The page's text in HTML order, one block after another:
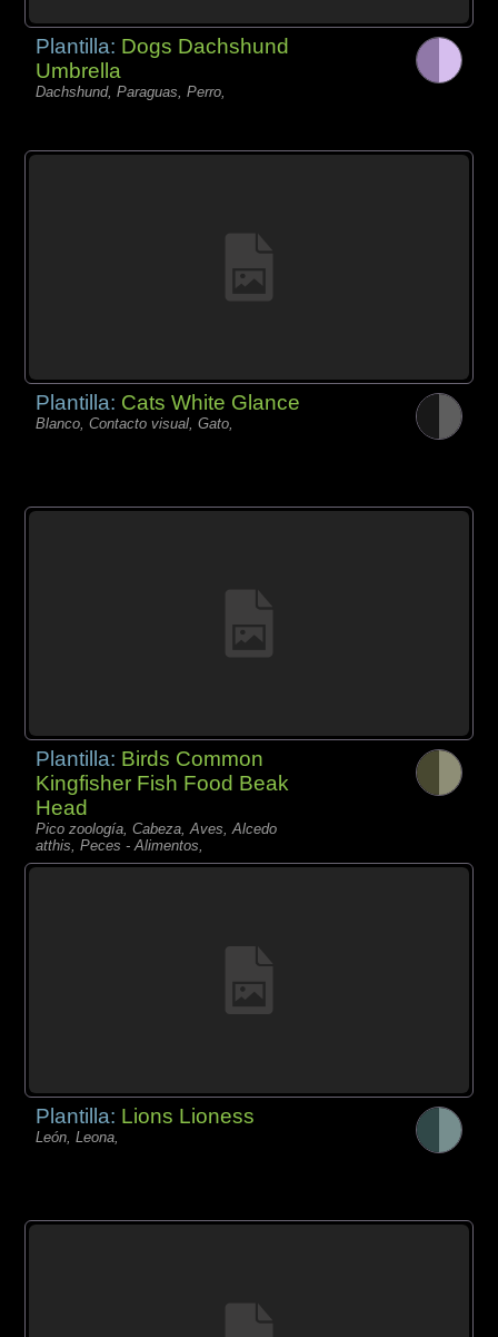
Plantilla: Dogs Dachshund
Umbrella
Dachshund, Paraguas, Perro,
Plantilla: Cats White Glance
Blanco, Contacto visual, Gato,
Plantilla: Birds Common
Kingfisher Fish Food Beak
Head
Pico zoología, Cabeza, Aves, Alcedo
atthis, Peces - Alimentos,
Plantilla: Lions Lioness
León, Leona,